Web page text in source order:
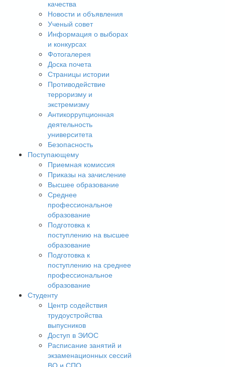
качества
Новости и объявления
Ученый совет
Информация о выборах
и конкурсах
Фотогалерея
Доска почета
Страницы истории
Противодействие
терроризму и
экстремизму
Антикоррупционная
деятельность
университета
Безопасность
Поступающему
Приемная комиссия
Приказы на зачисление
Высшее образование
Среднее
профессиональное
образование
Подготовка к
поступлению на высшее
образование
Подготовка к
поступлению на среднее
профессиональное
образование
Студенту
Центр содействия
трудоустройства
выпусников
Доступ в ЭИОС
Расписание занятий и
экзаменационных сессий
ВО и СПО